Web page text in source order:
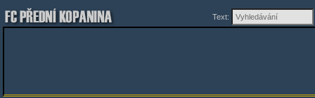
Text: